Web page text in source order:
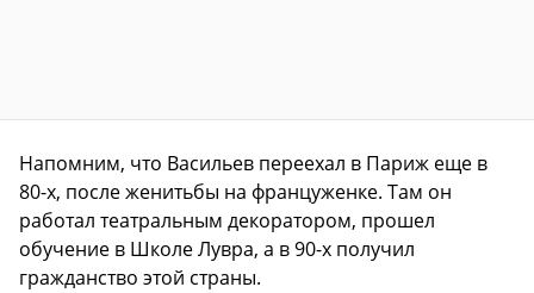
Напомним, что Васильев переехал в Париж еще в
80-х, после женитьбы на француженке. Там он
работал театральным декоратором, прошел
обучение в Школе Лувра, а в 90-х получил
гражданство этой страны.